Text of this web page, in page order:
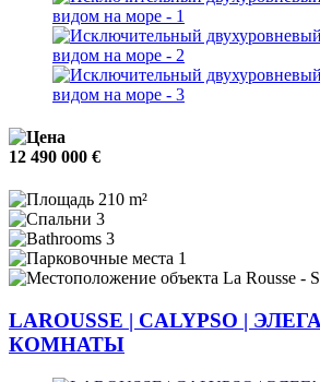
12 490 000 €
210 m²
3
3
1
La Rousse -
LAROUSSE | CALYPSO |
КОМНАТЫ